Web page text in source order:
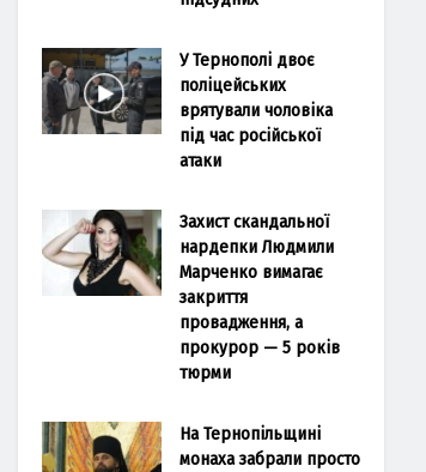
У Тернополі двоє
поліцейських
врятували чоловіка
під час російської
атаки
Захист скандальної
нардепки Людмили
Марченко вимагає
закриття
провадження, а
прокурор — 5 років
тюрми
На Тернопільщині
монаха забрали просто